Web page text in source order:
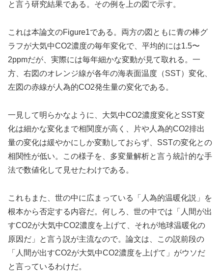
と言う研究結果である。その例を上の図で示す。
これは本論文のFigure1である。両方の図ともに青の棒グ
ラフが大気中CO2濃度の毎年変化で、平均的には1.5〜
2ppmだが、実際には毎年細かな変動が見て取れる。一
方、右図のオレンジ線が各年の海表面温度（SST）変化、
左図の赤線が人為的CO2発生量の変化である。
一見して明らかなように、大気中CO2濃度変化とSST変
化は細かな変化まで相関度が高く、片や人為的CO2排出
量の変化は緩やかにしか変動しておらず、SSTの変化との
相関性が低い。この様子を、多変量解析と言う統計的な手
法で数値化して見せたわけである。
これもまた、世の中に広まっている「人為的温暖化説」を
根本から否定する内容だ。何しろ、世の中では「人間が出
すCO2が大気中CO2濃度を上げて、それが地球温暖化の
原因だ」と言う説が主流なので。論文は、この説前段の
「人間が出すCO2が大気中CO2濃度を上げて」がウソだ
と言っているわけだ。